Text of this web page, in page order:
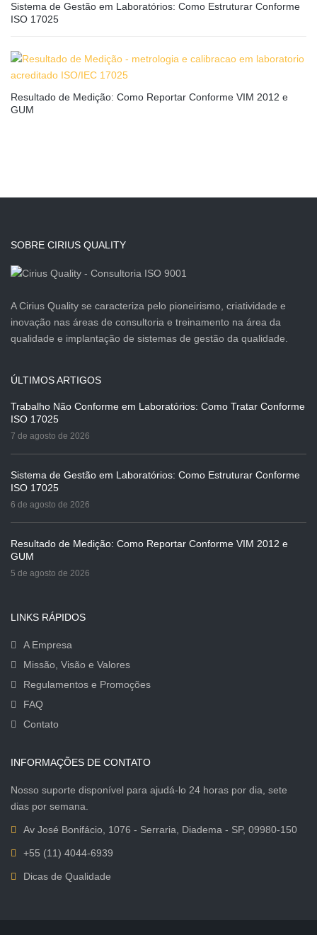
Sistema de Gestão em Laboratórios: Como Estruturar Conforme
ISO 17025
Resultado de Medição: Como Reportar Conforme VIM 2012 e
GUM
SOBRE CIRIUS QUALITY
A Cirius Quality se caracteriza pelo pioneirismo, criatividade e
inovação nas áreas de consultoria e treinamento na área da
qualidade e implantação de sistemas de gestão da qualidade.
ÚLTIMOS ARTIGOS
Trabalho Não Conforme em Laboratórios: Como Tratar Conforme
ISO 17025
7 de agosto de 2026
Sistema de Gestão em Laboratórios: Como Estruturar Conforme
ISO 17025
6 de agosto de 2026
Resultado de Medição: Como Reportar Conforme VIM 2012 e
GUM
5 de agosto de 2026
LINKS RÁPIDOS
A Empresa
Missão, Visão e Valores
Regulamentos e Promoções
FAQ
Contato
INFORMAÇÕES DE CONTATO
Nosso suporte disponível para ajudá-lo 24 horas por dia, sete
dias por semana.
Av José Bonifácio, 1076 - Serraria, Diadema - SP, 09980-150
+55 (11) 4044-6939
Dicas de Qualidade